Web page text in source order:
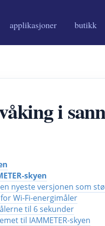
applikasjoner butikk
i
skyen
nyeste versjonen som
Wi-Fi-energimåler
til 6 sekunder
til IAMMETER-skyen